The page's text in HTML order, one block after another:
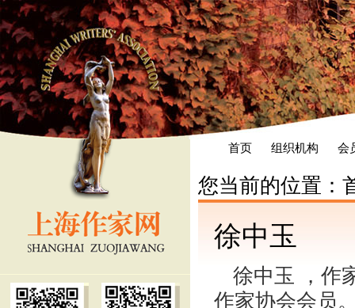
首页 组织机构 会
您当前的位置：
徐中玉
徐中玉 ，作
作家协会会员